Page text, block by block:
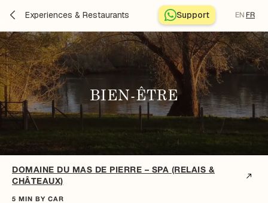
Experiences & Restaurants Support EN FR
BIEN-ÊTRE
DOMAINE DU MAS DE PIERRE – SPA (RELAIS &
CHÂTEAUX)
5 MIN BY CAR